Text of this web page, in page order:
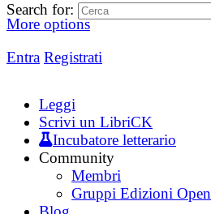
More options
Entra Registrati
Search for:
Leggi
Scrivi un LibriCK
Incubatore letterario
Community
Membri
Gruppi Edizioni Open